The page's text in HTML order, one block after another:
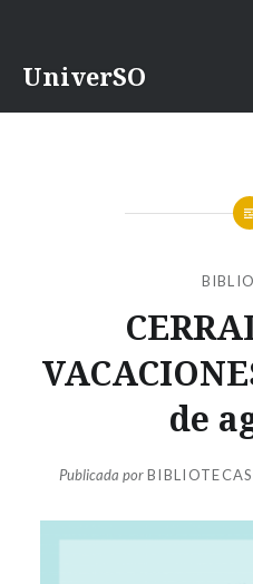
UniverSO
de
Publicada por